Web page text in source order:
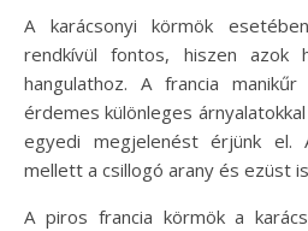
A karácsonyi körmök
rendkívül fontos, hiszen azok
hangulathoz. A francia
érdemes különleges
egyedi megjelenést érjünk
mellett a csillogó arany és ezüst
A piros francia körmök a